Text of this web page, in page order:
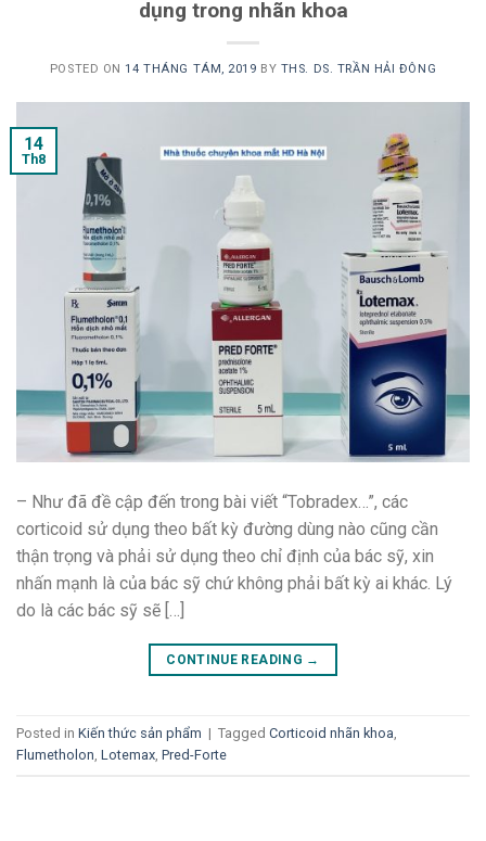
dụng trong nhãn khoa
POSTED ON14 THÁNG TÁM, 2019 BY THS. DS. TRẦN HẢI ĐÔNG
14
Th8
– Như đã đề cập đến trong bài viết “Tobradex…”, các
corticoid sử dụng theo bất kỳ đường dùng nào cũng cần
thận trọng và phải sử dụng theo chỉ định của bác sỹ, xin
nhấn mạnh là của bác sỹ chứ không phải bất kỳ ai khác. Lý
do là các bác sỹ sẽ […]
CONTINUE READING →
Posted in Kiến thức sản phẩm | Tagged Corticoid nhãn khoa,
Flumetholon, Lotemax, Pred-Forte